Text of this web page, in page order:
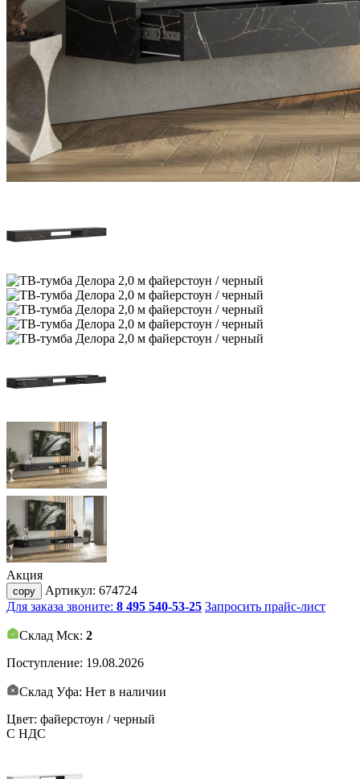
Акция
copy Артикул: 674724
Для заказа звоните: 8 495 540-53-25 Запросить прайс-лист
Склад Мск: 2
Поступление: 19.08.2026
Склад Уфа: Нет в наличии
Цвет: файерстоун / черный
С НДС